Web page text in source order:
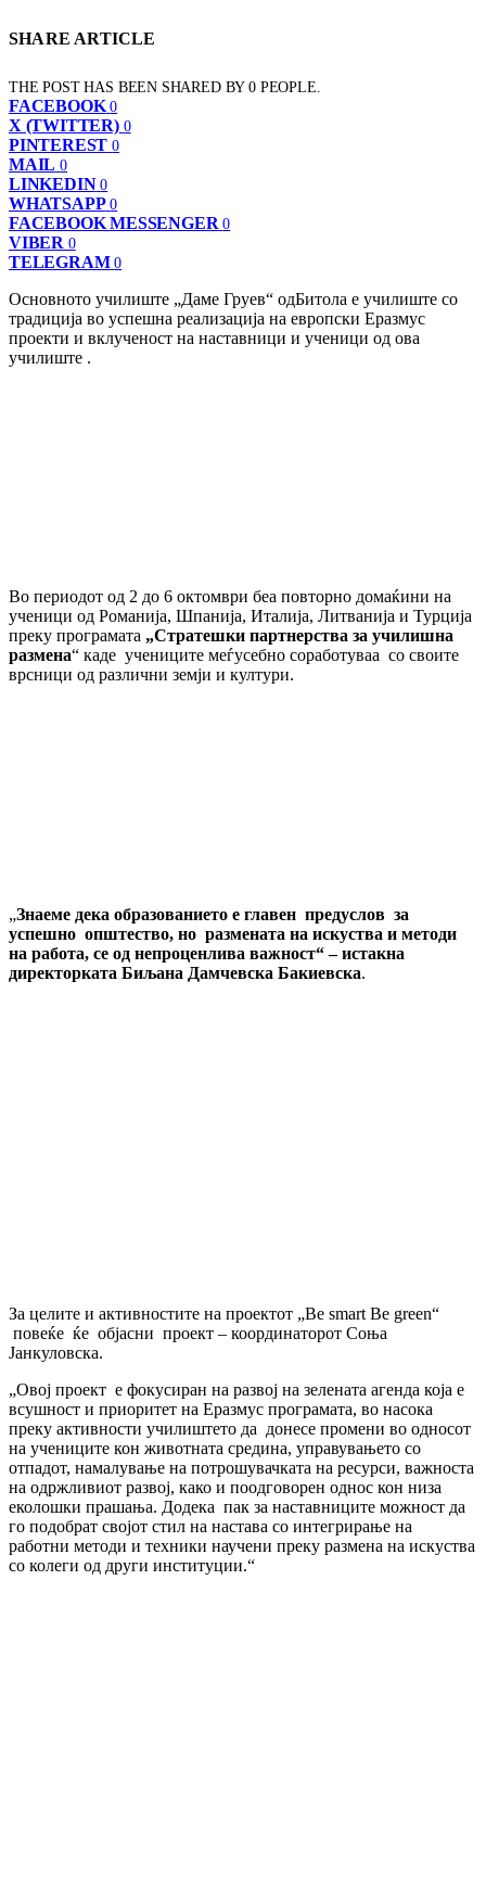
SHARE ARTICLE
THE POST HAS BEEN SHARED BY0 PEOPLE.
FACEBOOK 0
X (TWITTER) 0
PINTEREST 0
MAIL 0
LINKEDIN 0
WHATSAPP 0
FACEBOOK MESSENGER 0
VIBER 0
TELEGRAM 0
Основното училиште „Даме Груев“ одБитола е училиште со
традиција во успешна реализација на европски Еразмус
проекти и вклученост на наставници и ученици од ова
училиште .
Во периодот од 2 до 6 октомври беа повторно домаќини на
ученици од Романија, Шпанија, Италија, Литванија и Турција
преку програмата „Стратешки партнерства за училишна
размена“ каде учениците меѓусебно соработуваа со своите
врсници од различни земји и култури.
„Знаеме дека образованието е главен предуслов за
успешно општество, но размената на искуства и методи
на работа, се од непроценлива важност“– истакна
директорката Биљана Дамчевска Бакиевска.
За целите и активностите на проектот „Be smart Be green“
повеќе ќе објасни проект – координаторот Соња
Јанкуловска.
„Овој проект е фокусиран на развој на зелената агенда која е
всушност и приоритет на Еразмус програмата, во насока
преку активности училиштето да донесе промени во односот
на учениците кон животната средина, управувањето со
отпадот, намалување на потрошувачката на ресурси, важноста
на одржливиот развој, како и поодговорен однос кон низа
еколошки прашања. Додека пак за наставниците можност да
го подобрат својот стил на настава со интегрирање на
работни методи и техники научени преку размена на искуства
со колеги од други институции.“